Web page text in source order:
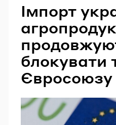
Імпорт
блокувати
Євросоюзу